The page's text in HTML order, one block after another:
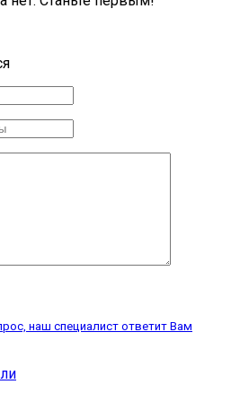
наш специалист ответит Вам